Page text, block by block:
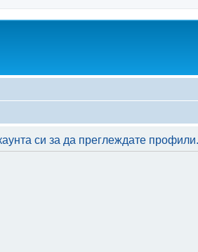
си за да преглеждате профили.